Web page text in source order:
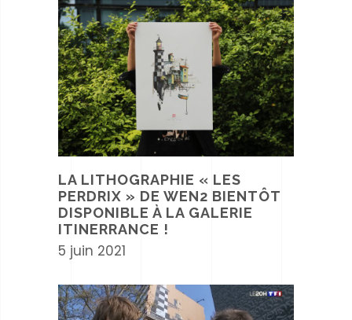
LA LITHOGRAPHIE « LES
PERDRIX » DE WEN2 BIENTÔT
DISPONIBLE À LA GALERIE
ITINERRANCE !
5 juin 2021